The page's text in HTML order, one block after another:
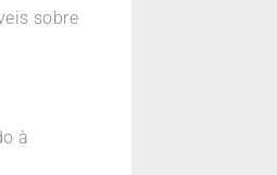
sobre
à